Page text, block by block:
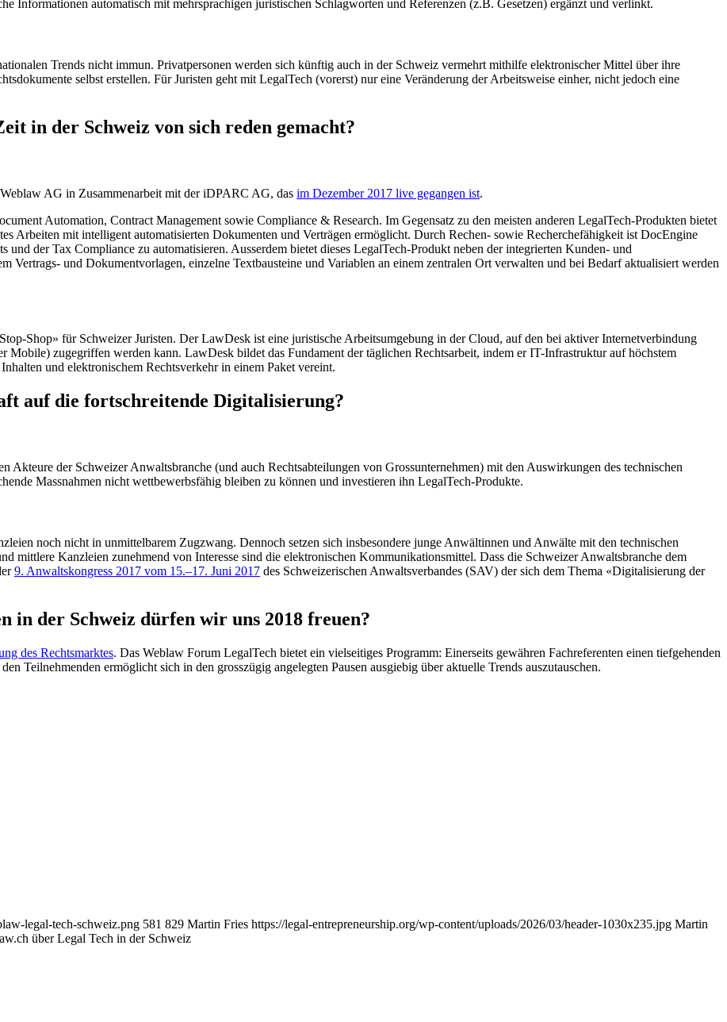
Informationen automatisch mit mehrsprachigen juristischen Schlagworten und Referenzen (z.B. Gesetzen) ergänzt und verlinkt.
Trends nicht immun. Privatpersonen werden sich künftig auch in der Schweiz vermehrt mithilfe elektronischer Mittel über ihre
selbst erstellen. Für Juristen geht mit LegalTech (vorerst) nur eine Veränderung der Arbeitsweise einher, nicht jedoch eine
in der Schweiz von sich reden gemacht?
AG in Zusammenarbeit mit der iDPARC AG, das im Dezember 2017 live gegangen ist.
Automation, Contract Management sowie Compliance & Research. Im Gegensatz zu den meisten anderen LegalTech-Produkten bietet
Arbeiten mit intelligent automatisierten Dokumenten und Verträgen ermöglicht. Durch Rechen- sowie Recherchefähigkeit ist DocEngine
der Tax Compliance zu automatisieren. Ausserdem bietet dieses LegalTech-Produkt neben der integrierten Kunden- und
und Dokumentvorlagen, einzelne Textbausteine und Variablen an einem zentralen Ort verwalten und bei Bedarf aktualisiert werden
Shop» für Schweizer Juristen. Der LawDesk ist eine juristische Arbeitsumgebung in der Cloud, auf den bei aktiver Internetverbindung
Mobile) zugegriffen werden kann. LawDesk bildet das Fundament der täglichen Rechtsarbeit, indem er IT-Infrastruktur auf höchstem
und elektronischem Rechtsverkehr in einem Paket vereint.
auf die fortschreitende Digitalisierung?
Akteure der Schweizer Anwaltsbranche (und auch Rechtsabteilungen von Grossunternehmen) mit den Auswirkungen des technischen
Massnahmen nicht wettbewerbsfähig bleiben zu können und investieren ihn LegalTech-Produkte.
noch nicht in unmittelbarem Zugzwang. Dennoch setzen sich insbesondere junge Anwältinnen und Anwälte mit den technischen
mittlere Kanzleien zunehmend von Interesse sind die elektronischen Kommunikationsmittel. Dass die Schweizer Anwaltsbranche dem
9. Anwaltskongress 2017 vom 15.–17. Juni 2017 des Schweizerischen Anwaltsverbandes (SAV) der sich dem Thema «Digitalisierung der
in der Schweiz dürfen wir uns 2018 freuen?
des Rechtsmarktes. Das Weblaw Forum LegalTech bietet ein vielseitiges Programm: Einerseits gewähren Fachreferenten einen tiefgehenden
Teilnehmenden ermöglicht sich in den grosszügig angelegten Pausen ausgiebig über aktuelle Trends auszutauschen.
legal-tech-schweiz.png 581 829 Martin Fries https://legal-entrepreneurship.org/wp-content/uploads/2026/03/header-1030x235.jpg Martin
über Legal Tech in der Schweiz